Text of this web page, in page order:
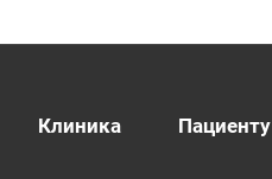
Клиника Пациенту